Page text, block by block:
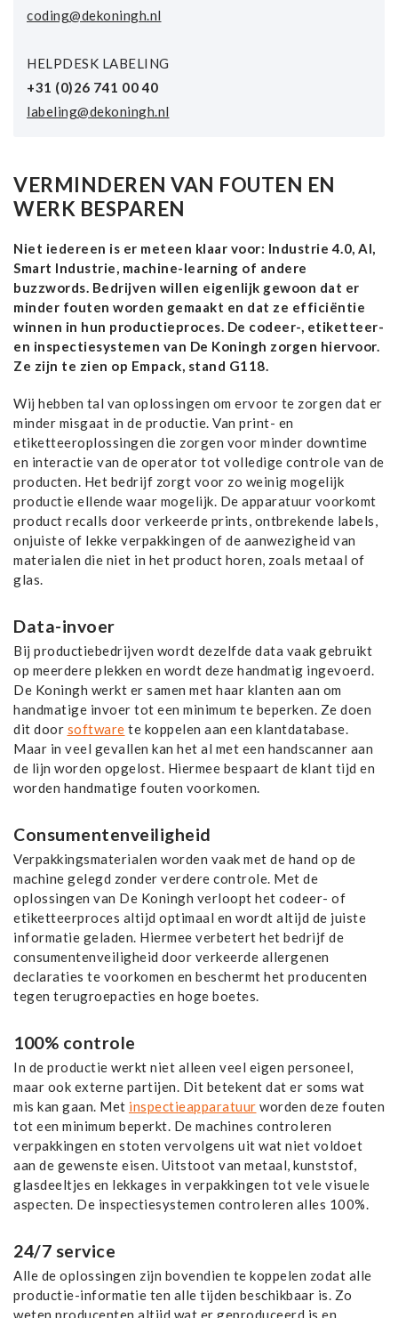
coding@dekoningh.nl
HELPDESK LABELING
+31 (0)26 741 00 40
labeling@dekoningh.nl
VERMINDEREN VAN FOUTEN EN
WERK BESPAREN
Niet iedereen is er meteen klaar voor: Industrie 4.0, AI,
Smart Industrie, machine-learning of andere
buzzwords. Bedrijven willen eigenlijk gewoon dat er
minder fouten worden gemaakt en dat ze efficiëntie
winnen in hun productieproces. De codeer-, etiketteer-
en inspectiesystemen van De Koningh zorgen hiervoor.
Ze zijn te zien op Empack, stand G118.
Wij hebben tal van oplossingen om ervoor te zorgen dat er
minder misgaat in de productie. Van print- en
etiketteeroplossingen die zorgen voor minder downtime
en interactie van de operator tot volledige controle van de
producten. Het bedrijf zorgt voor zo weinig mogelijk
productie ellende waar mogelijk. De apparatuur voorkomt
product recalls door verkeerde prints, ontbrekende labels,
onjuiste of lekke verpakkingen of de aanwezigheid van
materialen die niet in het product horen, zoals metaal of
glas.
Data-invoer
Bij productiebedrijven wordt dezelfde data vaak gebruikt
op meerdere plekken en wordt deze handmatig ingevoerd.
De Koningh werkt er samen met haar klanten aan om
handmatige invoer tot een minimum te beperken. Ze doen
dit door software te koppelen aan een klantdatabase.
Maar in veel gevallen kan het al met een handscanner aan
de lijn worden opgelost. Hiermee bespaart de klant tijd en
worden handmatige fouten voorkomen.
Consumentenveiligheid
Verpakkingsmaterialen worden vaak met de hand op de
machine gelegd zonder verdere controle. Met de
oplossingen van De Koningh verloopt het codeer- of
etiketteerproces altijd optimaal en wordt altijd de juiste
informatie geladen. Hiermee verbetert het bedrijf de
consumentenveiligheid door verkeerde allergenen
declaraties te voorkomen en beschermt het producenten
tegen terugroepacties en hoge boetes.
100% controle
In de productie werkt niet alleen veel eigen personeel,
maar ook externe partijen. Dit betekent dat er soms wat
mis kan gaan. Met inspectieapparatuur worden deze fouten
tot een minimum beperkt. De machines controleren
verpakkingen en stoten vervolgens uit wat niet voldoet
aan de gewenste eisen. Uitstoot van metaal, kunststof,
glasdeeltjes en lekkages in verpakkingen tot vele visuele
aspecten. De inspectiesystemen controleren alles 100%.
24/7 service
Alle de oplossingen zijn bovendien te koppelen zodat alle
productie-informatie ten alle tijden beschikbaar is. Zo
weten producenten altijd wat er geproduceerd is en